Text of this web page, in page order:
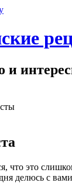
и
что это
делюсь с